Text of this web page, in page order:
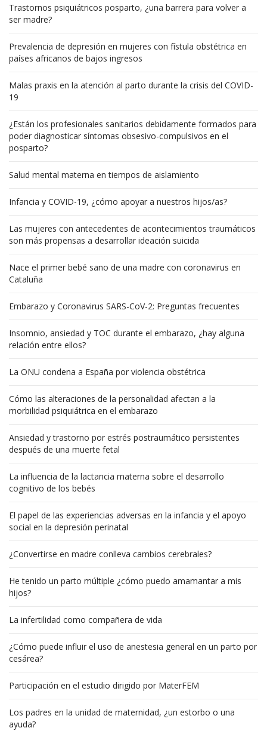
Trastornos psiquiátricos posparto, ¿una barrera para volver a
ser madre?
Prevalencia de depresión en mujeres con fístula obstétrica en
países africanos de bajos ingresos
Malas praxis en la atención al parto durante la crisis del COVID-
19
¿Están los profesionales sanitarios debidamente formados para
poder diagnosticar síntomas obsesivo-compulsivos en el
posparto?
Salud mental materna en tiempos de aislamiento
Infancia y COVID-19, ¿cómo apoyar a nuestros hijos/as?
Las mujeres con antecedentes de acontecimientos traumáticos
son más propensas a desarrollar ideación suicida
Nace el primer bebé sano de una madre con coronavirus en
Cataluña
Embarazo y Coronavirus SARS-CoV-2: Preguntas frecuentes
Insomnio, ansiedad y TOC durante el embarazo, ¿hay alguna
relación entre ellos?
La ONU condena a España por violencia obstétrica
Cómo las alteraciones de la personalidad afectan a la
morbilidad psiquiátrica en el embarazo
Ansiedad y trastorno por estrés postraumático persistentes
después de una muerte fetal
La influencia de la lactancia materna sobre el desarrollo
cognitivo de los bebés
El papel de las experiencias adversas en la infancia y el apoyo
social en la depresión perinatal
¿Convertirse en madre conlleva cambios cerebrales?
He tenido un parto múltiple ¿cómo puedo amamantar a mis
hijos?
La infertilidad como compañera de vida
¿Cómo puede influir el uso de anestesia general en un parto por
cesárea?
Participación en el estudio dirigido por MaterFEM
Los padres en la unidad de maternidad, ¿un estorbo o una
ayuda?